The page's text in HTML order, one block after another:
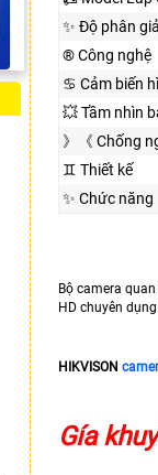
✨ Độ phân
®️ Công nghệ
♋ Cảm biến
💥 Tầm nhìn
》《 Chống
♊ Thiết kế
✨ Chức năng
Bộ camera
HD chuyên
HIKVISON
Gía